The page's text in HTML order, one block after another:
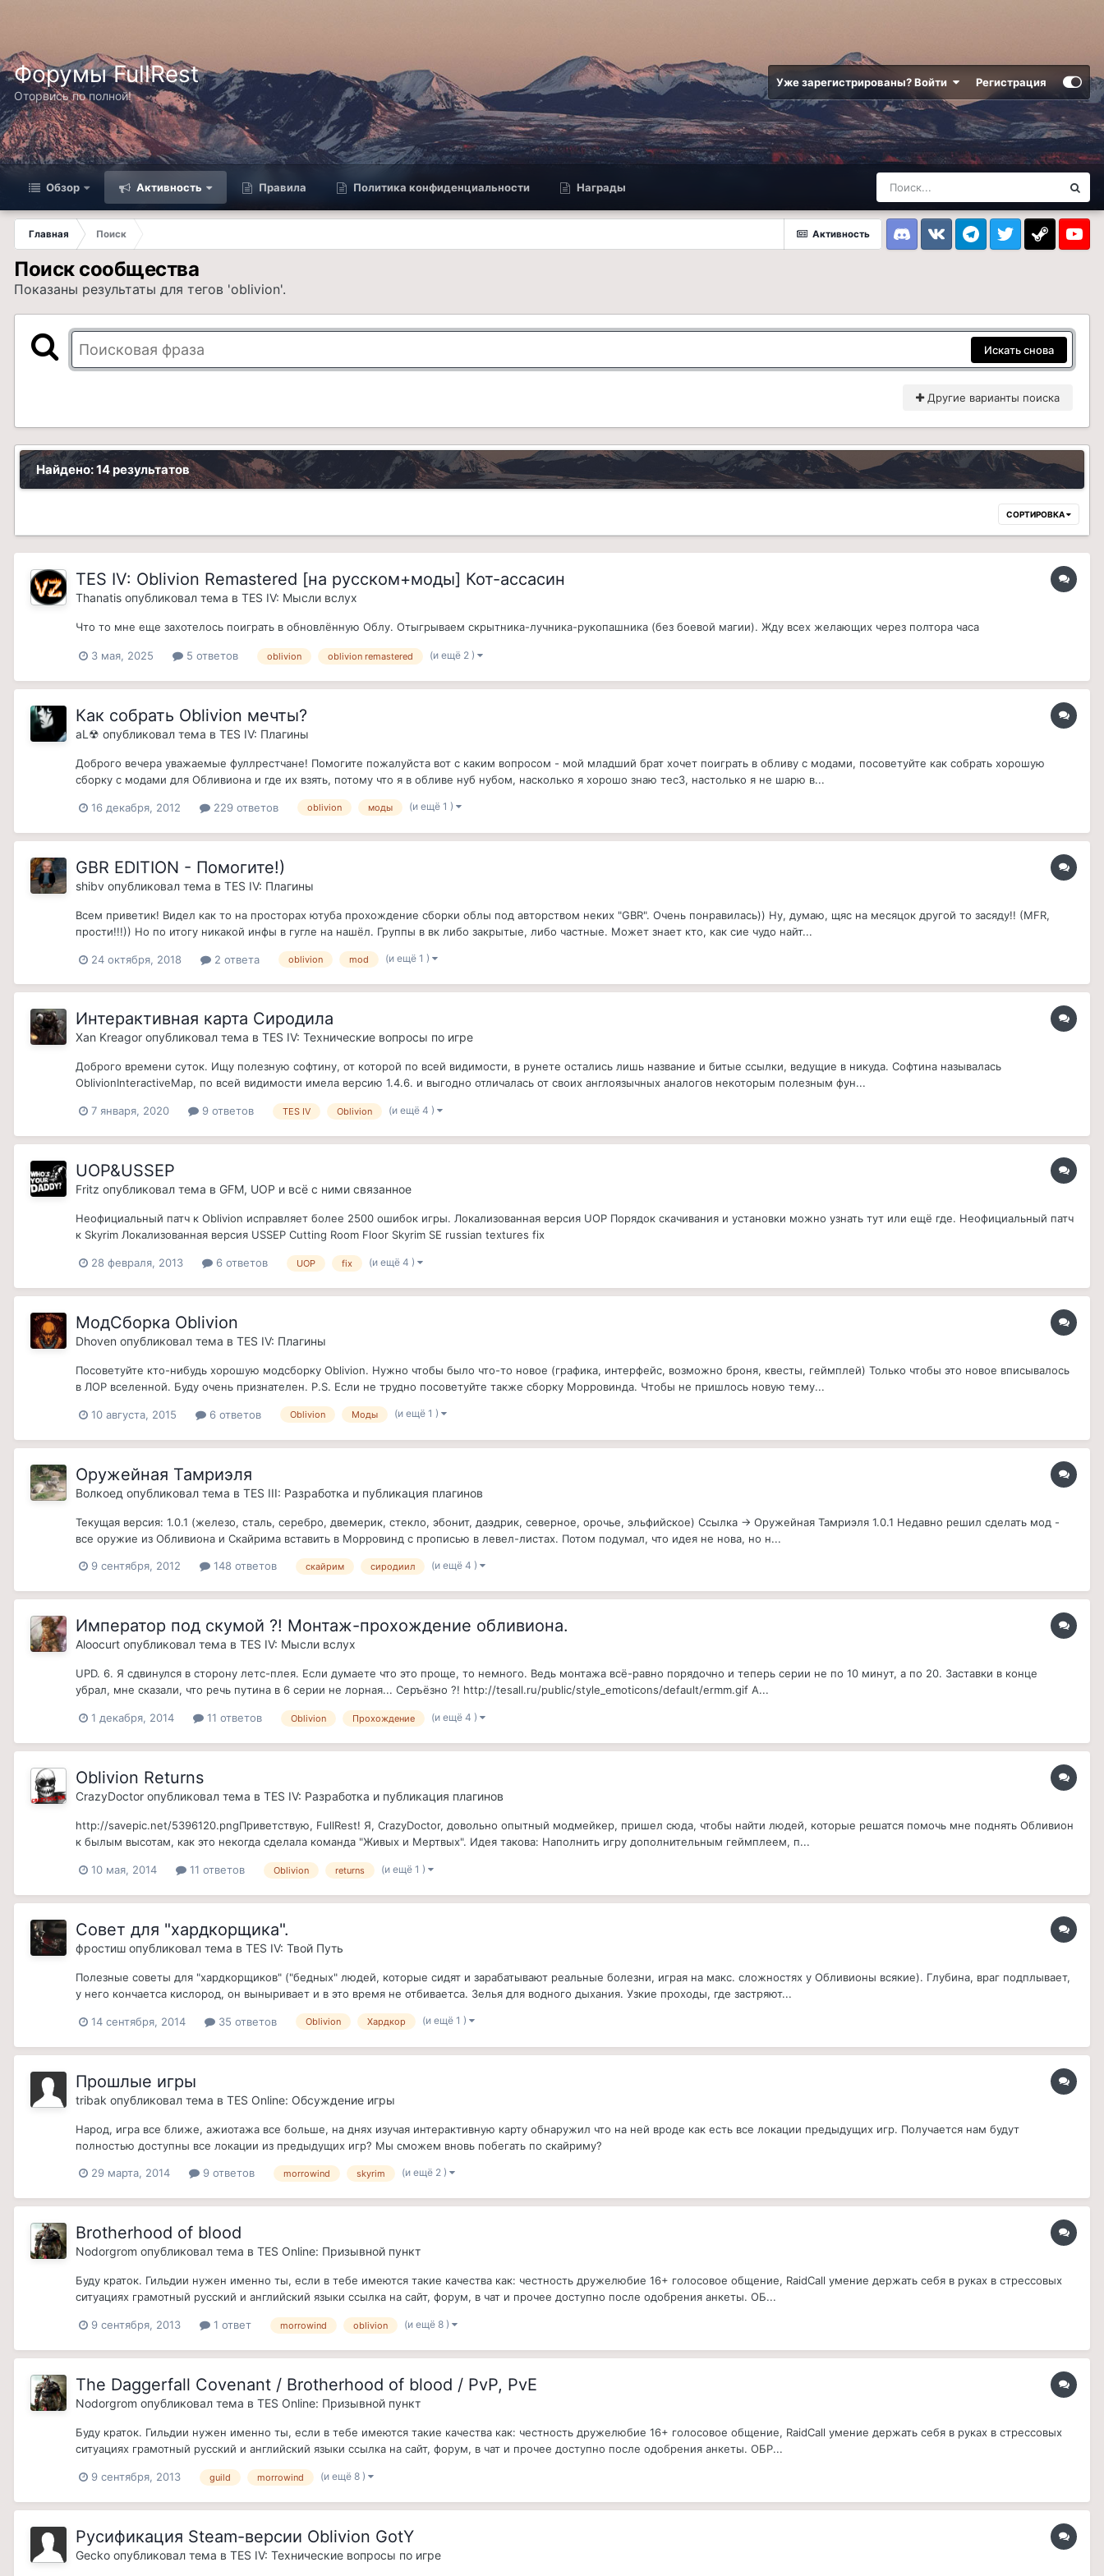
Форумы FullRest
Оторвись по полной!
Уже зарегистрированы? Войти Регистрация
Обзор Активность Правила Политика конфиденциальности Награды
Активность
Главная
Поиск
DiscordVK TelegramTwitter Steam
Поиск сообщества
Показаны результаты для тегов 'oblivion'.
Искать снова
Другие варианты поиска
Найдено: 14 результатов
СОРТИРОВКА
TES IV: Oblivion Remastered [на русском+моды] Кот-ассасин
Thanatis опубликовал тема в TES IV: Мысли вслух
Что то мне еще захотелось поиграть в обновлённую Облу. Отыгрываем скрытника-лучника-рукопашника (без боевой магии). Жду всех желающих через полтора часа
3 мая, 2025 5 ответов oblivion oblivion remastered (и ещё 2 )
Как собрать Oblivion мечты?
aL☢ опубликовал тема в TES IV: Плагины
Доброго вечера уважаемые фуллрестчане! Помогите пожалуйста вот с каким вопросом - мой младший брат хочет поиграть в обливу с модами, посоветуйте как собрать хорошую
сборку с модами для Обливиона и где их взять, потому что я в обливе нуб нубом, насколько я хорошо знаю тес3, настолько я не шарю в...
16 декабря, 2012 229 ответов oblivion моды (и ещё 1 )
GBR EDITION - Помогите!)
shibv опубликовал тема в TES IV: Плагины
Всем приветик! Видел как то на просторах ютуба прохождение сборки облы под авторством неких "GBR". Очень понравилась)) Ну, думаю, щяс на месяцок другой то засяду!! (MFR,
прости!!!)) Но по итогу никакой инфы в гугле на нашёл. Группы в вк либо закрытые, либо частные. Может знает кто, как сие чудо найт...
24 октября, 2018 2 ответа oblivion mod (и ещё 1 )
Интерактивная карта Сиродила
Xan Kreagor опубликовал тема в TES IV: Технические вопросы по игре
Доброго времени суток. Ищу полезную софтину, от которой по всей видимости, в рунете остались лишь название и битые ссылки, ведущие в никуда. Софтина называлась
OblivionInteractiveMap, по всей видимости имела версию 1.4.6. и выгодно отличалась от своих англоязычных аналогов некоторым полезным фун...
7 января, 2020 9 ответов TES IV Oblivion (и ещё 4 )
UOP&USSEP
Fritz опубликовал тема в GFM, UOP и всё с ними связанное
Неофициальный патч к Oblivion исправляет более 2500 ошибок игры. Локализованная версия UOP Порядок скачивания и установки можно узнать тут или ещё где. Неофициальный патч
к Skyrim Локализованная версия USSEP Cutting Room Floor Skyrim SE russian textures fix
28 февраля, 2013 6 ответов UOP fix (и ещё 4 )
МодСборка Oblivion
Dhoven опубликовал тема в TES IV: Плагины
Посоветуйте кто-нибудь хорошую модсборку Oblivion. Нужно чтобы было что-то новое (графика, интерфейс, возможно броня, квесты, геймплей) Только чтобы это новое вписывалось
в ЛОР вселенной. Буду очень признателен. P.S. Если не трудно посоветуйте также сборку Морровинда. Чтобы не пришлось новую тему...
10 августа, 2015 6 ответов Oblivion Моды (и ещё 1 )
Оружейная Тамриэля
Волкоед опубликовал тема в TES III: Разработка и публикация плагинов
Текущая версия: 1.0.1 (железо, сталь, серебро, двемерик, стекло, эбонит, даэдрик, северное, орочье, эльфийское) Ссылка -> Оружейная Тамриэля 1.0.1 Недавно решил сделать мод -
все оружие из Обливиона и Скайрима вставить в Морровинд с прописью в левел-листах. Потом подумал, что идея не нова, но н...
9 сентября, 2012 148 ответов скайрим сиродиил (и ещё 4 )
Император под скумой ?! Монтаж-прохождение обливиона.
Aloocurt опубликовал тема в TES IV: Мысли вслух
UPD. 6. Я сдвинулся в сторону летс-плея. Если думаете что это проще, то немного. Ведь монтажа всё-равно порядочно и теперь серии не по 10 минут, а по 20. Заставки в конце
убрал, мне сказали, что речь путина в 6 серии не лорная... Серъёзно ?! http://tesall.ru/public/style_emoticons/default/ermm.gif А...
1 декабря, 2014 11 ответов Oblivion Прохождение (и ещё 4 )
Oblivion Returns
CrazyDoctor опубликовал тема в TES IV: Разработка и публикация плагинов
http://savepic.net/5396120.pngПриветствую, FullRest! Я, CrazyDoctor, довольно опытный модмейкер, пришел сюда, чтобы найти людей, которые решатся помочь мне поднять Обливион
к былым высотам, как это некогда сделала команда "Живых и Мертвых". Идея такова: Наполнить игру дополнительным геймплеем, п...
10 мая, 2014 11 ответов Oblivion returns (и ещё 1 )
Совет для "хардкорщика".
фростиш опубликовал тема в TES IV: Твой Путь
Полезные советы для "хардкорщиков" ("бедных" людей, которые сидят и зарабатывают реальные болезни, играя на макс. сложностях у Обливионы всякие). Глубина, враг подплывает,
у него кончаетса кислород, он выныривает и в это время не отбиваетса. Зелья для водного дыхания. Узкие проходы, где застряют...
14 сентября, 2014 35 ответов Oblivion Хардкор (и ещё 1 )
Прошлые игры
tribak опубликовал тема в TES Online: Обсуждение игры
Народ, игра все ближе, ажиотажа все больше, на днях изучая интерактивную карту обнаружил что на ней вроде как есть все локации предыдущих игр. Получается нам будут
полностью доступны все локации из предыдущих игр? Мы сможем вновь побегать по скайриму?
29 марта, 2014 9 ответов morrowind skyrim (и ещё 2 )
Brotherhood of blood
Nodorgrom опубликовал тема в TES Online: Призывной пункт
Буду краток. Гильдии нужен именно ты, если в тебе имеются такие качества как: честность дружелюбие 16+ голосовое общение, RaidCall умение держать себя в руках в стрессовых
ситуациях грамотный русский и английский языки ссылка на сайт, форум, в чат и прочее доступно после одобрения анкеты. ОБ...
9 сентября, 2013 1 ответ morrowind oblivion (и ещё 8 )
The Daggerfall Covenant / Brotherhood of blood / PvP, PvE
Nodorgrom опубликовал тема в TES Online: Призывной пункт
Буду краток. Гильдии нужен именно ты, если в тебе имеются такие качества как: честность дружелюбие 16+ голосовое общение, RaidCall умение держать себя в руках в стрессовых
ситуациях грамотный русский и английский языки ссылка на сайт, форум, в чат и прочее доступно после одобрения анкеты. ОБР...
9 сентября, 2013 guild morrowind (и ещё 8 )
Русификация Steam-версии Oblivion GotY
Gecko опубликовал тема в TES IV: Технические вопросы по игре